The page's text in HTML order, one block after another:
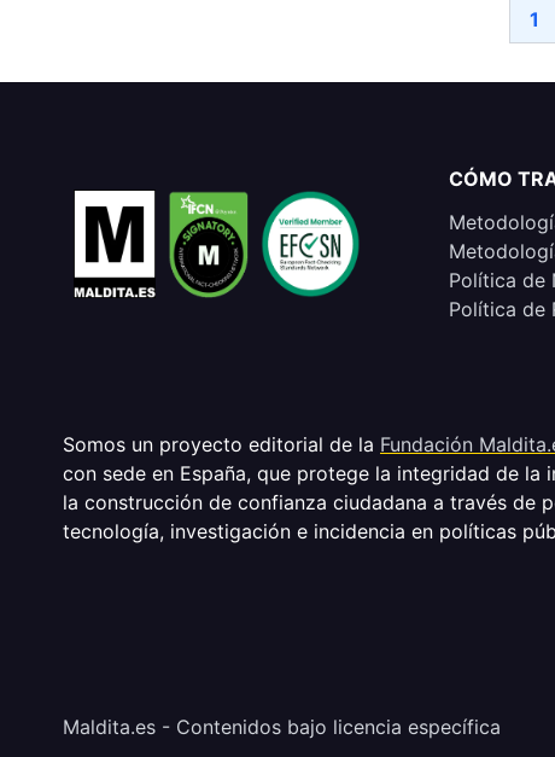
1
CÓMO
Política de
Política de
Somos un proyecto editorial de la Fundación
con sede en España, que protege la integridad de la
la construcción de confianza ciudadana a través de
tecnología, investigación e incidencia en políticas
Maldita.es - Contenidos bajo licencia específica